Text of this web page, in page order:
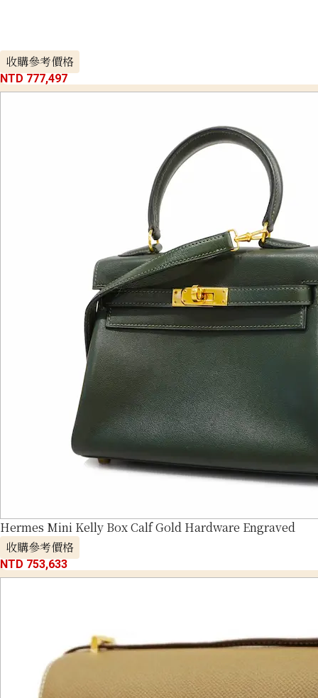
收購參考價格
NTD 777,497
Hermes Mini Kelly Box Calf Gold Hardware Engraved
收購參考價格
NTD 753,633